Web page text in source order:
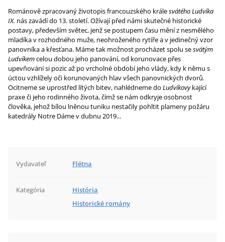
Románově zpracovaný životopis francouzského králesvátého Ludvíka
IX. nás zavádí do 13. století. Ožívají před námi skutečné historické
postavy, především světec, jenž se postupem času mění z nesmělého
mladíka v rozhodného muže, neohroženého rytíře a v jedinečný vzor
panovníka a křesťana. Máme tak možnost procházet spolu sesvátým
Ludvíkemcelou dobou jeho panování, od korunovace přes
upevňování si pozic až po vrcholné období jeho vlády, kdy k němu s
úctou vzhlížely oči korunovaných hlav všech panovnických dvorů.
Ocitneme se uprostřed lítých bitev, nahlédneme do Ludvíkovykající
praxe či jeho rodinného života, čímž se nám odkryje osobnost
člověka, jehož bílou lněnou tuniku nestačily pohltit plameny požáru
katedrály Notre Dáme v dubnu 2019...
Vydavateľ Flétna
Kategória
História
Historické romány